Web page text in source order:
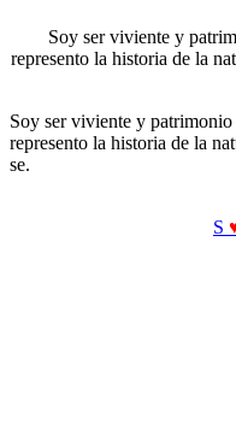
Soy ser viviente y
represento la historia de la
Soy ser viviente y
represento la historia de la
se.
S